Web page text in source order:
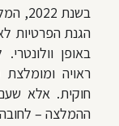
בשנת
הגנת הפרטיות
באופן
ההמלצה –